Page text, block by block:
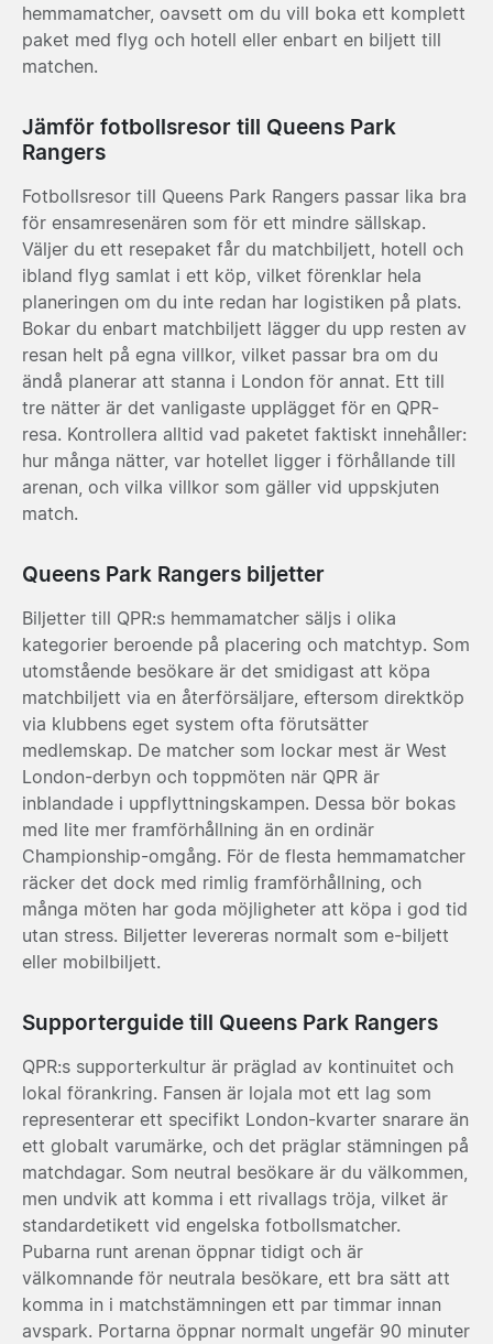
hemmamatcher, oavsett om du vill boka ett komplett
paket med flyg och hotell eller enbart en biljett till
matchen.
Jämför fotbollsresor till Queens Park
Rangers
Fotbollsresor till Queens Park Rangers passar lika bra
för ensamresenären som för ett mindre sällskap.
Väljer du ett resepaket får du matchbiljett, hotell och
ibland flyg samlat i ett köp, vilket förenklar hela
planeringen om du inte redan har logistiken på plats.
Bokar du enbart matchbiljett lägger du upp resten av
resan helt på egna villkor, vilket passar bra om du
ändå planerar att stanna i London för annat. Ett till
tre nätter är det vanligaste upplägget för en QPR-
resa. Kontrollera alltid vad paketet faktiskt innehåller:
hur många nätter, var hotellet ligger i förhållande till
arenan, och vilka villkor som gäller vid uppskjuten
match.
Queens Park Rangers biljetter
Biljetter till QPR:s hemmamatcher säljs i olika
kategorier beroende på placering och matchtyp. Som
utomstående besökare är det smidigast att köpa
matchbiljett via en återförsäljare, eftersom direktköp
via klubbens eget system ofta förutsätter
medlemskap. De matcher som lockar mest är West
London-derbyn och toppmöten när QPR är
inblandade i uppflyttningskampen. Dessa bör bokas
med lite mer framförhållning än en ordinär
Championship-omgång. För de flesta hemmamatcher
räcker det dock med rimlig framförhållning, och
många möten har goda möjligheter att köpa i god tid
utan stress. Biljetter levereras normalt som e-biljett
eller mobilbiljett.
Supporterguide till Queens Park Rangers
QPR:s supporterkultur är präglad av kontinuitet och
lokal förankring. Fansen är lojala mot ett lag som
representerar ett specifikt London-kvarter snarare än
ett globalt varumärke, och det präglar stämningen på
matchdagar. Som neutral besökare är du välkommen,
men undvik att komma i ett rivallags tröja, vilket är
standardetikett vid engelska fotbollsmatcher.
Pubarna runt arenan öppnar tidigt och är
välkomnande för neutrala besökare, ett bra sätt att
komma in i matchstämningen ett par timmar innan
avspark. Portarna öppnar normalt ungefär 90 minuter